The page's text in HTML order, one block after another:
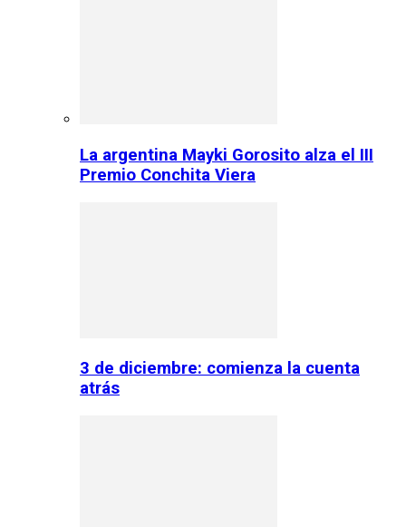
La argentina Mayki Gorosito alza el III
Premio Conchita Viera
3 de diciembre: comienza la cuenta
atrás